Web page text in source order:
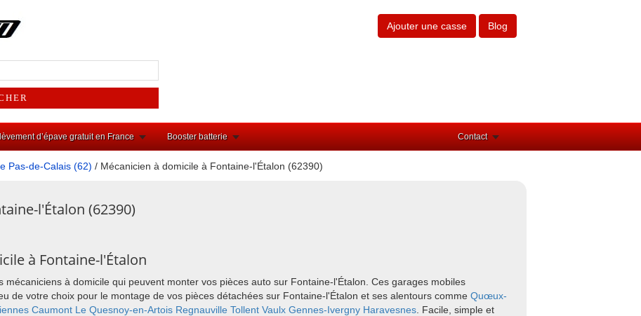
Ajouter une casse Blog
d’épave gratuit en France Booster batterie Contact
Pas-de-Calais (62) / Mécanicien à domicile à Fontaine-l'Étalon (62390)
l'Étalon (62390)
à Fontaine-l'Étalon
mécaniciens à domicile qui peuvent monter vos pièces auto sur Fontaine-l'Étalon. Ces garages mobiles
de votre choix pour le montage de vos pièces détachées sur Fontaine-l'Étalon et ses alentours comme Quœux-
Caumont Le Quesnoy-en-Artois Regnauville Tollent Vaulx Gennes-Ivergny Haravesnes . Facile, simple et